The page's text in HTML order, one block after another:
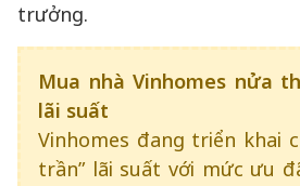
trưởng.
Mua nhà Vinhomes nửa
lãi suất
Vinhomes đang triển khai
trần” lãi suất với mức ưu